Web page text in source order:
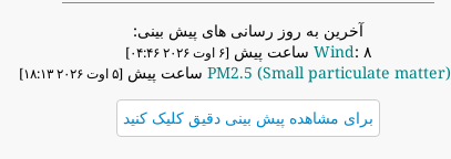
آخرین به روز رسانی های پیش بینی:
Wind: ۸ ساعت پیش [۶ اوت ۲۰۲۶ ۰۴:۴۶]
PM2.5 (Small particulate matter) [۵ اوت ۲۰۲۶ ۱۸:۱۳]
برای مشاهده پیش بینی دقیق کلیک کنید